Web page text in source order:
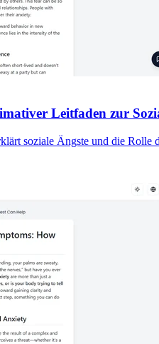
Leitfaden zur
soziale Ängste und die Rolle